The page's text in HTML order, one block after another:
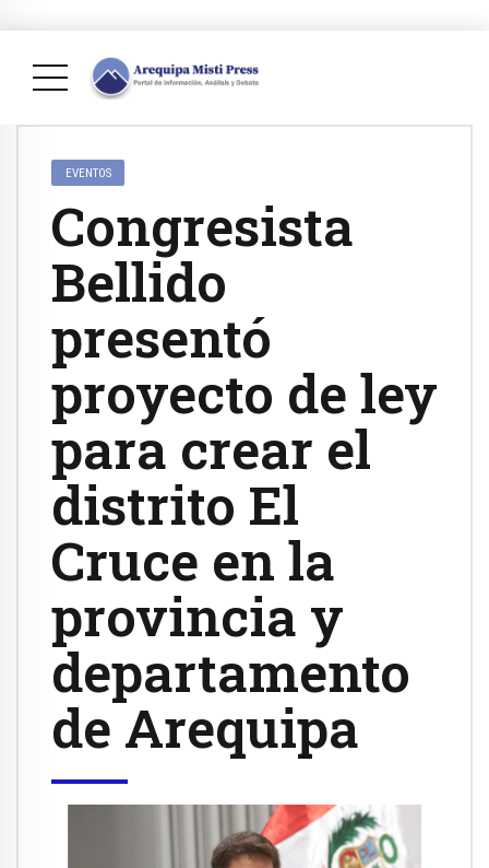
EVENTOS
Congresista
Bellido
presentó
proyecto de ley
para crear el
distrito El
Cruce en la
provincia y
departamento
de Arequipa